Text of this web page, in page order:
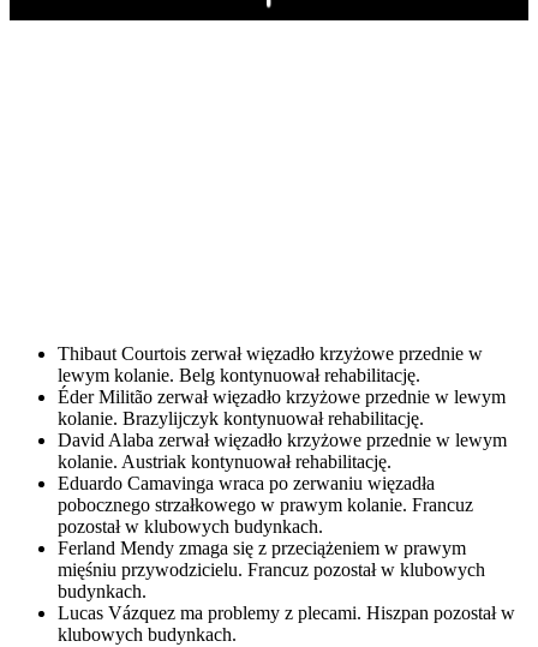
Play
Thibaut Courtois zerwał więzadło krzyżowe przednie w
lewym kolanie. Belg kontynuował rehabilitację.
Éder Militão zerwał więzadło krzyżowe przednie w lewym
kolanie. Brazylijczyk kontynuował rehabilitację.
David Alaba zerwał więzadło krzyżowe przednie w lewym
kolanie. Austriak kontynuował rehabilitację.
Eduardo Camavinga wraca po zerwaniu więzadła
pobocznego strzałkowego w prawym kolanie. Francuz
pozostał w klubowych budynkach.
Ferland Mendy zmaga się z przeciążeniem w prawym
mięśniu przywodzicielu. Francuz pozostał w klubowych
budynkach.
Lucas Vázquez ma problemy z plecami. Hiszpan pozostał w
klubowych budynkach.